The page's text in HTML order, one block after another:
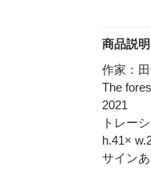
商品説明
作家：
The
2021
トレー
h.41×
サインあ